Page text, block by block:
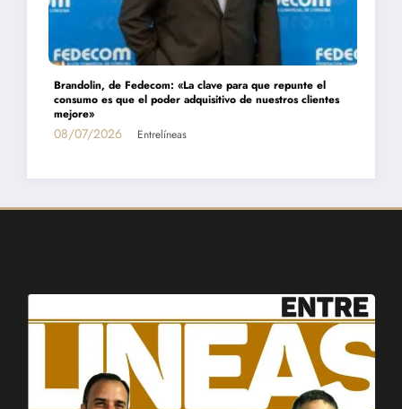
Brandolin, de Fedecom: «La clave para que repunte el
consumo es que el poder adquisitivo de nuestros clientes
mejore»
08/07/2026 Entrelíneas